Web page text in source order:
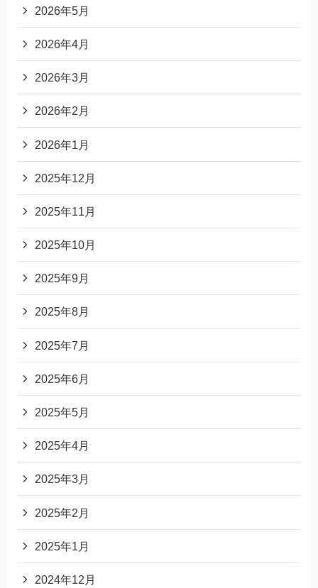
2026年5月
2026年4月
2026年3月
2026年2月
2026年1月
2025年12月
2025年11月
2025年10月
2025年9月
2025年8月
2025年7月
2025年6月
2025年5月
2025年4月
2025年3月
2025年2月
2025年1月
2024年12月